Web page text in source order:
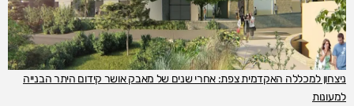
ניצחון למכללה האקדמית צפת: אחרי שנים של מאבק אושר קידום היתר הבנייה
למעונות